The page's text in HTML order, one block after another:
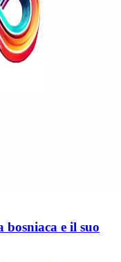
bosniaca e il suo